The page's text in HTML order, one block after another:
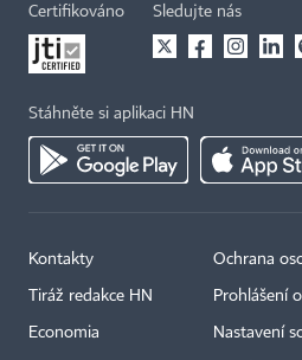
Certifikováno Sledujte nás
Stáhněte si aplikaci HN
Kontakty
Tiráž redakce HN
Economia
Ochrana
Prohlášení
Nastavení